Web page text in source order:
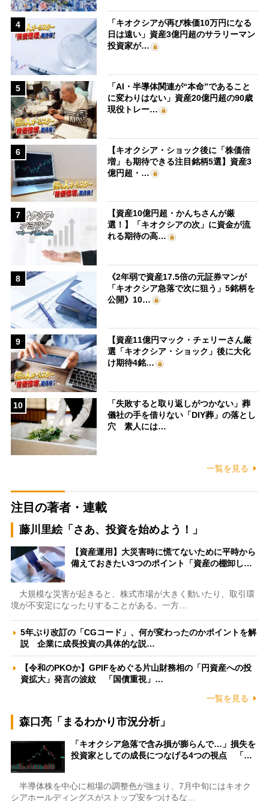
4
「キオクシアが再び株価10万円になる
日は遠い」資産3億円超のサラリーマン
投資家が…
5
「AI・半導体関連が“本命”であること
に変わりはない」資産20億円超の90歳
現役トレー…
6
【キオクシア・ショック後に「株価倍
増」も期待できる注目銘柄5選】資産3
億円超・…
7
【資産10億円超・かんちさんが厳
選！】「キオクシアの次」に資金が流
れる期待の高…
8
《2年弱で資産17.5倍の元証券マンが
「キオクシア急落で次に狙う」5銘柄を
公開》10…
9
【資産11億円マック・チェリーさん厳
選「キオクシア・ショック」後に大化
け期待4銘…
10
「失敗すると取り返しがつかない」葬
儀社の手を借りない「DIY葬」の落とし
穴 素人には…
一覧を見る
注目の著者・連載
藤川里絵「さあ、投資を始めよう！」
【資産運用】大災害時に慌てないために平時から
備えておきたい3つのポイント「資産の棚卸し…
大規模な災害が起きると、株式市場が大きく動いたり、取引環
境が不安定になったりすることがある。一方…
5年ぶり改訂の「CGコード」、何が変わったのかポイントを解
説 企業に成長投資の具体的な説…
【令和のPKOか】GPIFをめぐる片山財務相の「円資産への投
資拡大」発言の波紋 「国債重視」…
一覧を見る
森口亮「まるわかり市況分析」
「キオクシア急落で含み損が膨らんで…」損失を
投資家としての成長につなげる4つの視点 「…
半導体株を中心に相場の調整色が強まり、7月中旬にはキオク
シアホールディングスがストップ安をつけるな…